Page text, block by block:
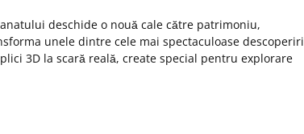
deschide o nouă cale către patrimoniu,
unele dintre cele mai spectaculoase descoperiri
3D la scară reală, create special pentru explorare